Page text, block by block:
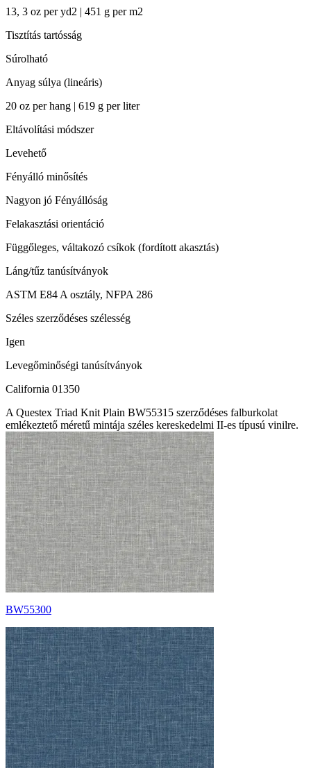
13, 3 oz per yd2 | 451 g per m2
Tisztítás tartósság
Súrolható
Anyag súlya (lineáris)
20 oz per hang | 619 g per liter
Eltávolítási módszer
Levehető
Fényálló minősítés
Nagyon jó Fényállóság
Felakasztási orientáció
Függőleges, váltakozó csíkok (fordított akasztás)
Láng/tűz tanúsítványok
ASTM E84 A osztály, NFPA 286
Széles szerződéses szélesség
Igen
Levegőminőségi tanúsítványok
California 01350
A Questex Triad Knit Plain BW55315 szerződéses falburkolat
emlékeztető méretű mintája széles kereskedelmi II-es típusú vinilre.
BW55300